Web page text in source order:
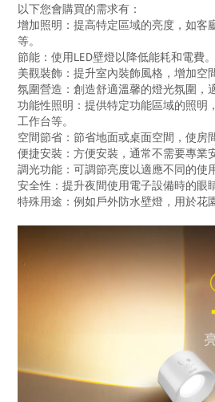
以下您會購買的需求有：
增加照明：提高特定區域的亮度，如客
等。
節能：使用LED壁燈以降低能耗和電費。
美觀裝飾：提升室內裝飾風格，增加空
氛圍營造：創造舒適溫馨的燈光氛圍，
功能性照明：提供特定功能區域的照明
工作台等。
空間節省：節省地面或桌面空間，使房
便捷安裝：方便安裝，通常不需要專業
調光功能：可調節亮度以適應不同的使
安全性：提升夜間使用電子設備時的眼
特殊用途：例如戶外防水壁燈，用於花